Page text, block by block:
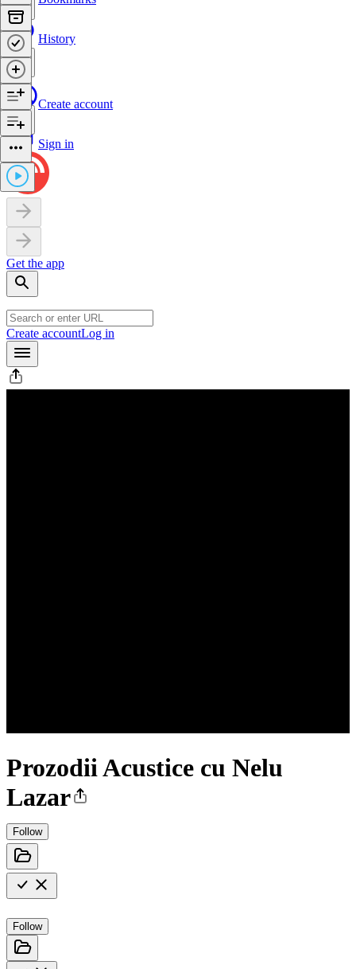
History
Create account
Sign in
Get the app
Create accountLog in
Prozodii Acustice cu Nelu
Lazar
Follow
Follow